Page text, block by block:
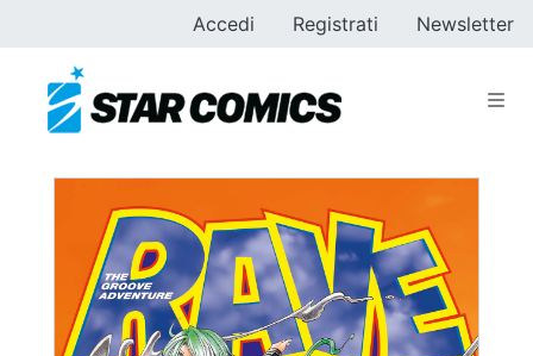
Accedi Registrati Newsletter